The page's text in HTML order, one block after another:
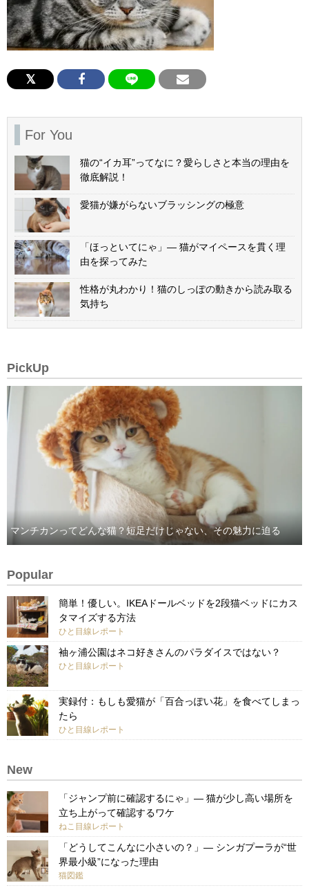
For You
猫の“イカ耳”ってなに？愛らしさと本当の理由を
徹底解説！
愛猫が嫌がらないブラッシングの極意
「ほっといてにゃ」— 猫がマイペースを貫く理
由を探ってみた
性格が丸わかり！猫のしっぽの動きから読み取る
気持ち
PickUp
マンチカンってどんな猫？短足だけじゃない、その魅力に迫る
Popular
簡単！優しい。IKEAドールベッドを2段猫ベッドにカス
タマイズする方法
ひと目線レポート
袖ヶ浦公園はネコ好きさんのパラダイスではない？
ひと目線レポート
実録付：もしも愛猫が「百合っぽい花」を食べてしまっ
たら
ひと目線レポート
New
「ジャンプ前に確認するにゃ」— 猫が少し高い場所を
立ち上がって確認するワケ
ねこ目線レポート
「どうしてこんなに小さいの？」— シンガプーラが“世
界最小級”になった理由
猫図鑑